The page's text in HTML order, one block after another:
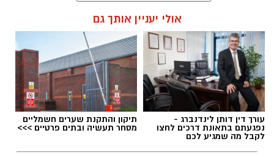
אלדה נתנאל / 10:56 09.08.26
תגים:מהות אשדוד
אולי יעניין אותך גם
עורך דין דותן לינדנברג -
נפגעתם בתאונת דרכים לחצו
לקבל מה שמגיע לכם
תיקון והתקנת שערים חשמליים
מסחר תעשיה ובתים פרטיים >>>